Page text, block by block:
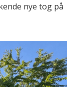
nye tog på